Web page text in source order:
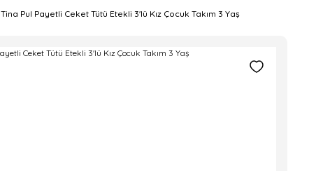
Tina Pul Payetli Ceket Tütü Etekli 3'lü Kız Çocuk Takım 3 Yaş